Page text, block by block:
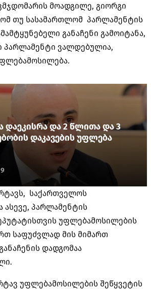
მოადგილე, გიორგი
თუ სასამართლომ პარლამენტის
განაჩენი გამოიტანა,
პარლამენტი ვალდებულია,
დაეკისრა და 2 წლითა და 3
დაკავების უფლება
საქართველოს
ასევე, პარლამენტის
უფლებამოსილების
საფუძვლად მის მიმართ
დადგომაა
უფლებამოსილების შეწყვეტის